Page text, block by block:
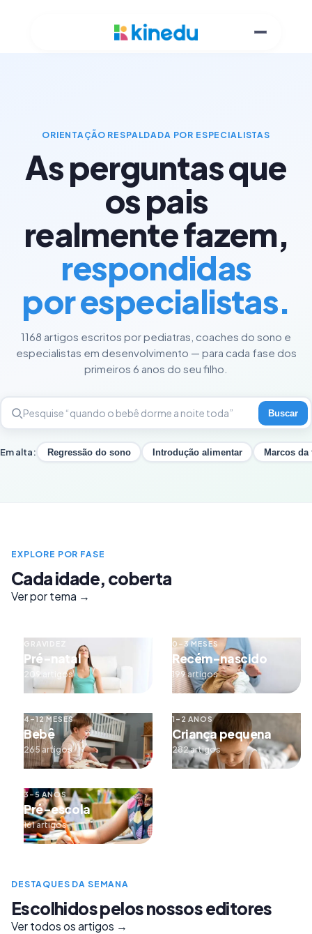
ORIENTAÇÃO RESPALDADA POR ESPECIALISTAS
As perguntas que
os pais
realmente fazem,
respondidas
por especialistas.
1168 artigos escritos por pediatras, coaches do sono e
especialistas em desenvolvimento — para cada fase dos
primeiros 6 anos do seu filho.
Buscar
Em alta: Regressão do sono Introdução alimentar Marcos da
EXPLORE POR FASE
Cada idade, coberta
Ver por tema →
GRAVIDEZ
Pré-natal
209 artigos
0–3 MESES
Recém-nascido
199 artigos
4–12 MESES
Bebê
265 artigos
1–2 ANOS
Criança pequena
282 artigos
3–5 ANOS
Pré-escola
161 artigos
DESTAQUES DA SEMANA
Escolhidos pelos nossos editores
Ver todos os artigos →